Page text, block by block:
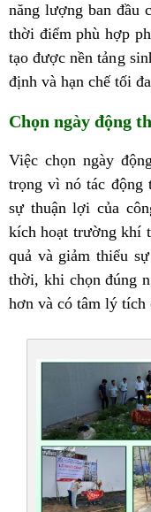
năng lượng ban đầu
thời điểm phù hợp
tạo được nền tảng
định và hạn chế tối
Chọn ngày động
Việc chọn ngày
trọng vì nó tác động
sự thuận lợi của
kích hoạt trường khí
quả và giảm thiểu
thời, khi chọn đúng
hơn và có tâm lý